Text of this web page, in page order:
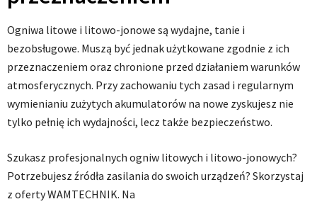
Ogniwa litowe i litowo-jonowe są wydajne, tanie i
bezobsługowe. Muszą być jednak użytkowane zgodnie z ich
przeznaczeniem oraz chronione przed działaniem warunków
atmosferycznych. Przy zachowaniu tych zasad i regularnym
wymienianiu zużytych akumulatorów na nowe zyskujesz nie
tylko pełnię ich wydajności, lecz także bezpieczeństwo.
Szukasz profesjonalnych ogniw litowych i litowo-jonowych?
Potrzebujesz źródła zasilania do swoich urządzeń? Skorzystaj
z oferty WAMTECHNIK. Na